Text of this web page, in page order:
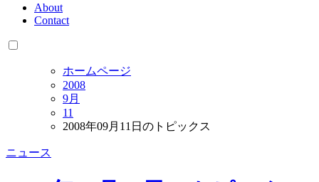
About
Contact
ホームページ
2008
9月
11
2008年09月11日のトピックス
ニュース